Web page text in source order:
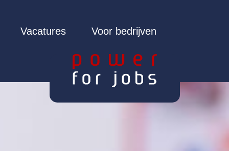
Vacatures Voor bedrijven